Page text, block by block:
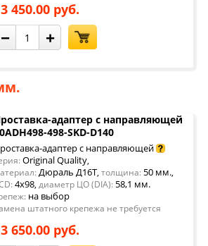
3 450.00 руб.
− +
адаптер с направляющей
498-SKD-D140
адаптер с направляющей
Original Quality,
Дюраль Д16Т, толщина: 50 мм.,
4x98, диаметр ЦО (DIA): 58,1 мм.
на выбор
штатного крепежа не требуется
3 650.00 руб.